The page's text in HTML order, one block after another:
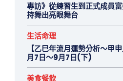
專訪》從練習生到正式成員
持舞出亮眼舞台
生活命理
【乙巳年流月運勢分析～甲
月7日～9月7日(下)
美食餐飲